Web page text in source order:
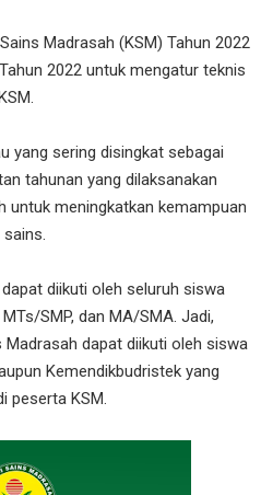
Madrasah (KSM) Tahun 2022
2022 untuk mengatur teknis
yang sering disingkat sebagai
tahunan yang dilaksanakan
untuk meningkatkan kemampuan
diikuti oleh seluruh siswa
SMP, dan MA/SMA. Jadi,
dapat diikuti oleh siswa
Kemendikbudristek yang
peserta KSM.